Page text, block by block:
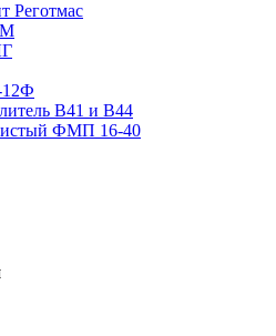
Реготмас
12Ф
В41 и В44
ФМП 16-40